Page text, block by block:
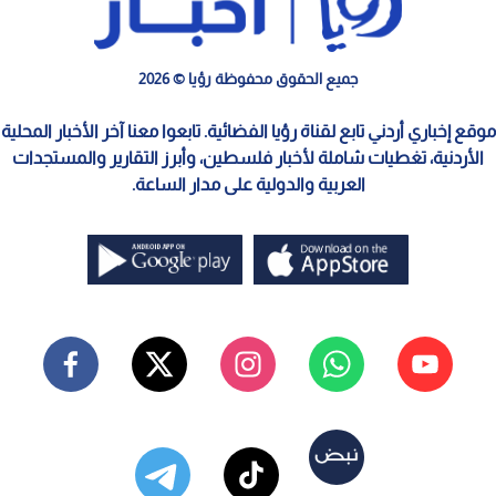
جميع الحقوق محفوظة رؤيا © 2026
موقع إخباري أردني تابع لقناة رؤيا الفضائية. تابعوا معنا آخر الأخبار المحلية
الأردنية، تغطيات شاملة لأخبار فلسطين، وأبرز التقارير والمستجدات
العربية والدولية على مدار الساعة.